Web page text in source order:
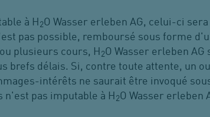
à H 2O Wasser erleben AG, celui-ci
pas possible, remboursé sous forme
plusieurs cours, H 2O Wasser erleben
brefs délais. Si, contre toute attente, un
intérêts ne saurait être invoqué
pas imputable à H 2O Wasser erleben